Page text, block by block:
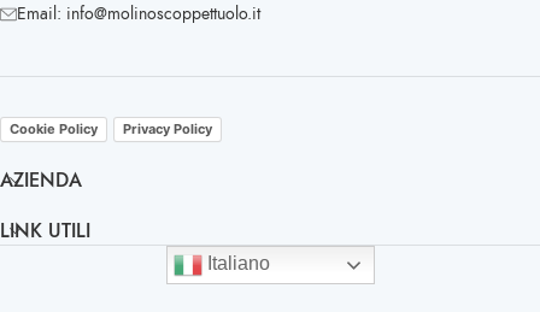
Email: info@molinoscoppettuolo.it
Cookie Policy Privacy Policy
AZIENDA
LINK UTILI
Italiano